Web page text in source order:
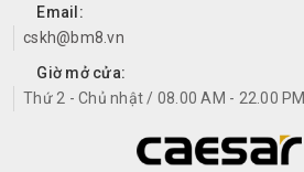
Email:
cskh@bm8.vn
Giờ mở cửa:
Thứ 2 - Chủ nhật / 08.00 AM - 22.00 PM